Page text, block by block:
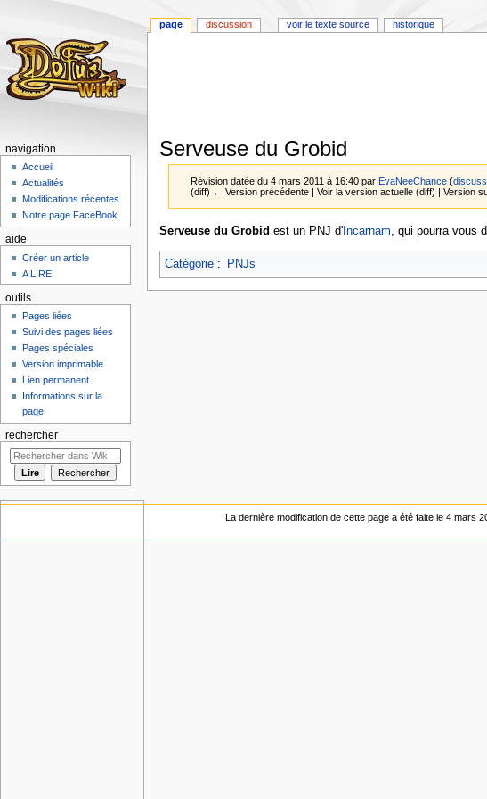
Serveuse du Grobid
Révision datée du 4 mars 2011 à 16:40 parEvaNeeChance (
(diff) ← Version précédente | Voir la version actuelle (diff) | Version
Aller
la
navigation
Aller
la
recherche
Serveuse du Grobid est un PNJ d'Incarnam , qui pourra vous
Catégorie: PNJs
page discussion voir le texte source historique
navigation
Accueil
Actualités
Modifications récentes
Notre page FaceBook
aide
Créer un article
A LIRE
outils
Pages liées
Suivi des pages liées
Pages spéciales
Version imprimable
Lien permanent
Informations sur la
page
rechercher
La dernière modification de cette page a été faite le 4 mars